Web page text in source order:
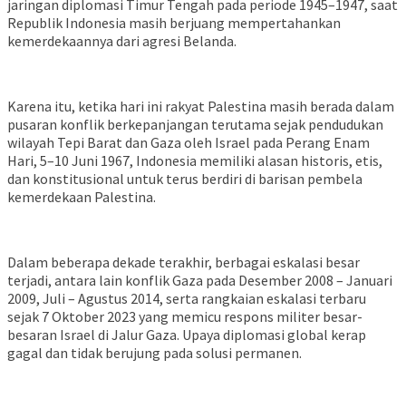
jaringan diplomasi Timur Tengah pada periode 1945–1947, saat
Republik Indonesia masih berjuang mempertahankan
kemerdekaannya dari agresi Belanda.
Karena itu, ketika hari ini rakyat Palestina masih berada dalam
pusaran konflik berkepanjangan terutama sejak pendudukan
wilayah Tepi Barat dan Gaza oleh Israel pada Perang Enam
Hari, 5–10 Juni 1967, Indonesia memiliki alasan historis, etis,
dan konstitusional untuk terus berdiri di barisan pembela
kemerdekaan Palestina.
Dalam beberapa dekade terakhir, berbagai eskalasi besar
terjadi, antara lain konflik Gaza pada Desember 2008 – Januari
2009, Juli – Agustus 2014, serta rangkaian eskalasi terbaru
sejak 7 Oktober 2023 yang memicu respons militer besar-
besaran Israel di Jalur Gaza. Upaya diplomasi global kerap
gagal dan tidak berujung pada solusi permanen.